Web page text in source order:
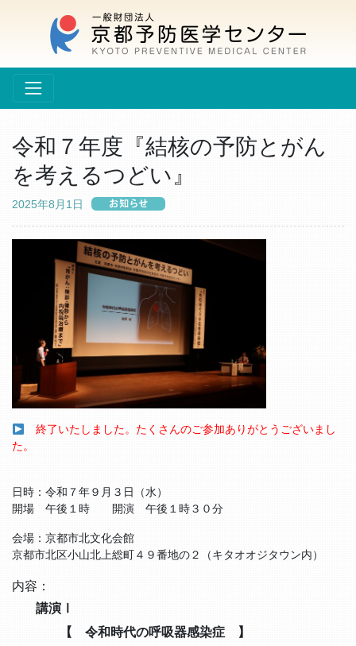
令和７年度『結核の予防とがん
を考えるつどい』
2025年8月1日
終了いたしました。たくさんのご参加ありがとうございまし
た。
日時：令和７年９月３日（水）
開場 午後１時 開演 午後１時３０分
会場：京都市北文化会館
京都市北区小山北上総町４９番地の２（キタオオジタウン内）
内容：
講演Ⅰ
【 令和時代の呼吸器感染症 】